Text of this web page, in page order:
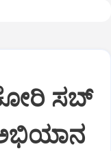
ಸಬ್‌
ಅಭಿಯಾನ